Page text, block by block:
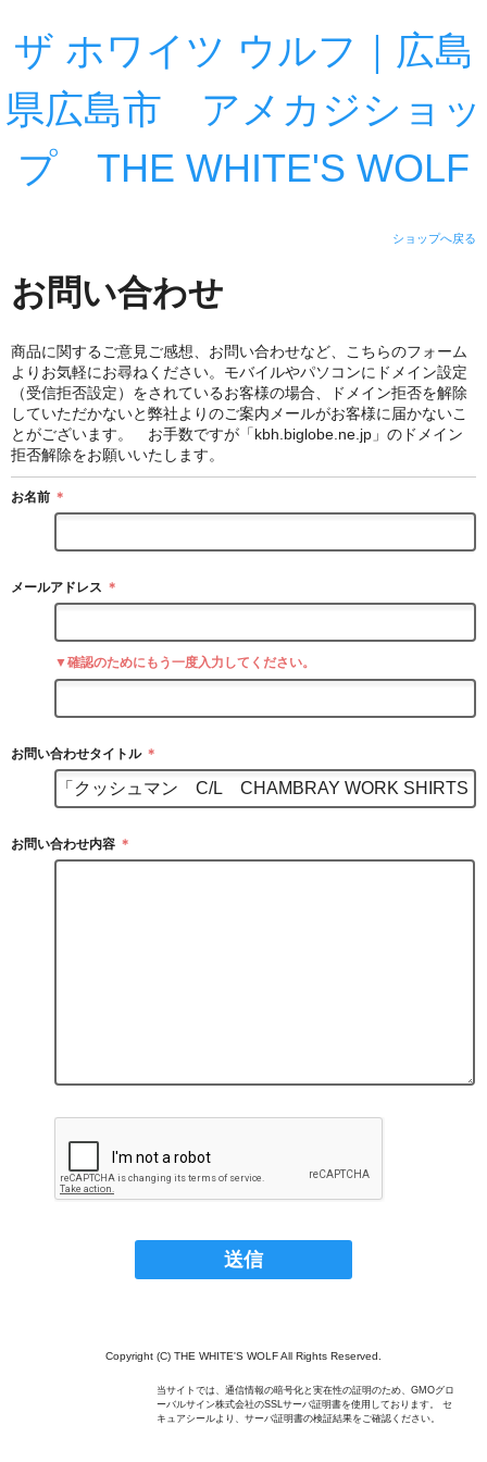
ザ ホワイツ ウルフ｜広島
県広島市 アメカジショッ
プ THE WHITE'S WOLF
ショップへ戻る
お問い合わせ
商品に関するご意見ご感想、お問い合わせなど、こちらのフォーム
よりお気軽にお尋ねください。モバイルやパソコンにドメイン設定
（受信拒否設定）をされているお客様の場合、ドメイン拒否を解除
していただかないと弊社よりのご案内メールがお客様に届かないこ
とがございます。 お手数ですが「kbh.biglobe.ne.jp」のドメイン
拒否解除をお願いいたします。
お名前 ＊
メールアドレス ＊
▼確認のためにもう一度入力してください。
お問い合わせタイトル ＊
お問い合わせ内容 ＊
Copyright (C) THE WHITE'S WOLF All Rights Reserved.
当サイトでは、通信情報の暗号化と実在性の証明のため、GMOグロ
ーバルサイン株式会社のSSLサーバ証明書を使用しております。 セ
キュアシールより、サーバ証明書の検証結果をご確認ください。